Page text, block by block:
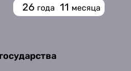
26 года 11 месяца